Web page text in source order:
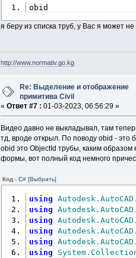
obid
я беру из списка труб, у Вас я может
http://www.normativ.go.kg
Re: Выделение и отображение
примитива Civil
« Ответ #7 : 01-03-2023, 06:56:29 »
Видео давно не выкладывал, там
тд, вроде открыл. По поводу obid - это
obid это ObjectId трубы, каким образом
формы, вот полный код немного
Код - C# [Выбрать]
using
using
using
using
using
using